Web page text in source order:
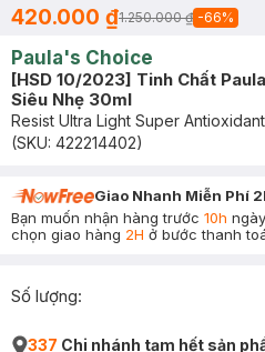
420.000 ₫1.250.000 ₫ -66%
Paula's Choice
[HSD 10/2023] Tinh Chất
Siêu Nhẹ 30ml
Resist Ultra Light Super
(SKU: 422214402)
Giao Nhanh Miễn Phí
Bạn muốn nhận hàng trước 10h
chọn giao hàng 2H ở bước thanh
Số lượng:
337 Chi nhánh tạm hết sản